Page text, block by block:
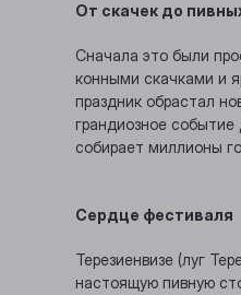
От скачек до
Сначала это были
конными скачками и
праздник обрастал
грандиозное
собирает миллионы
Сердце фестиваля
Терезиенвизе (луг
настоящую пивную